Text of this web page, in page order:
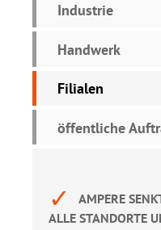
Industrie
Handwerk
Filialen
öffentliche
✓
AMPERE
ALLE STANDORTE